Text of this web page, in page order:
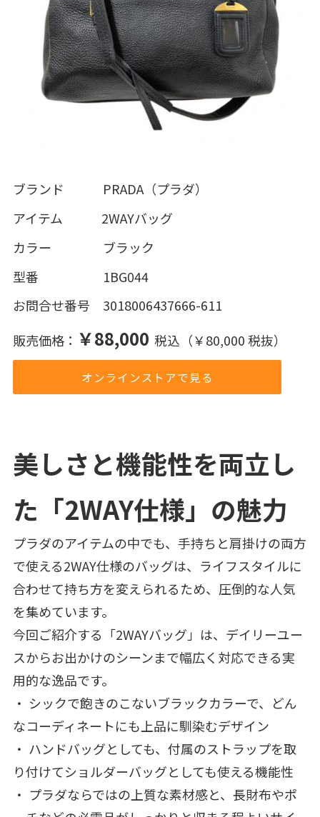
ブランド PRADA（プラダ）
アイテム 2WAYバッグ
カラー ブラック
型番 1BG044
お問合せ番号 3018006437666-611
販売価格： ￥88,000 税込（￥80,000 税抜）
オンラインストアで見る
美しさと機能性を両立し
た「2WAY仕様」の魅力
プラダのアイテムの中でも、手持ちと肩掛けの両方
で使える2WAY仕様のバッグは、ライフスタイルに
合わせて持ち方を変えられるため、圧倒的な人気
を集めています。
今回ご紹介する「2WAYバッグ」は、デイリーユー
スからお出かけのシーンまで幅広く対応できる実
用的な逸品です。
・ シックで飽きのこないブラックカラーで、どん
なコーディネートにも上品に馴染むデザイン
・ ハンドバッグとしても、付属のストラップを取
り付けてショルダーバッグとしても使える機能性
・ プラダならではの上質な素材感と、長財布やポ